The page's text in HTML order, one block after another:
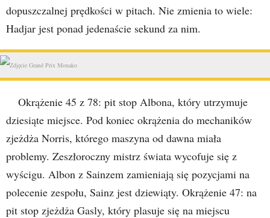
dopuszczalnej prędkości w pitach. Nie zmienia to wiele:
Hadjar jest ponad jedenaście sekund za nim.
Okrążenie 45 z 78: pit stop Albona, który utrzymuje
dziesiąte miejsce. Pod koniec okrążenia do mechaników
zjeżdża Norris, którego maszyna od dawna miała
problemy. Zeszłoroczny mistrz świata wycofuje się z
wyścigu. Albon z Sainzem zamieniają się pozycjami na
polecenie zespołu, Sainz jest dziewiąty. Okrążenie 47: na
pit stop zjeżdża Gasly, który plasuje się na miejscu